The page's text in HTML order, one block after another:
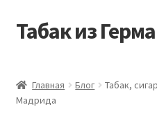
Перейти
Перейти
Табак из
Аккаунт
Главная Блог
Табак,
Мадрида